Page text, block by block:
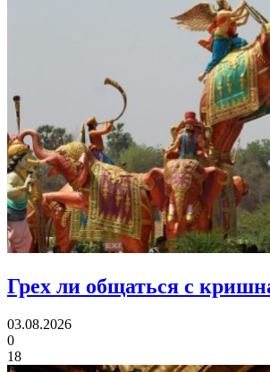
Грех ли общаться с
03.08.2026
0
18